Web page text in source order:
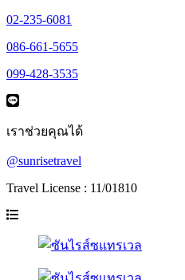
02-235-6081
086-661-5655
099-428-3535
เราช่วยคุณได้
@sunrisetravel
Travel License : 11/01810